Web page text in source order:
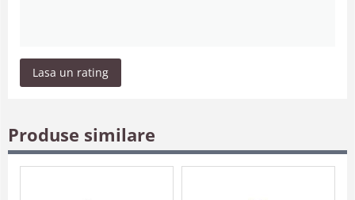
Lasa un rating
Produse similare